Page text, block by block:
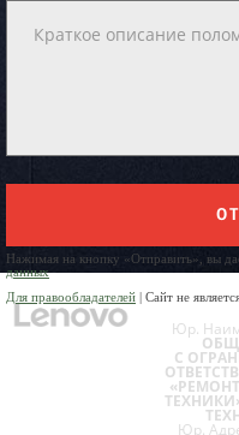
Нажимая на кнопку «Отправить», вы
данных
Для правообладателей | Сайт не
Юр.
С
Юр.